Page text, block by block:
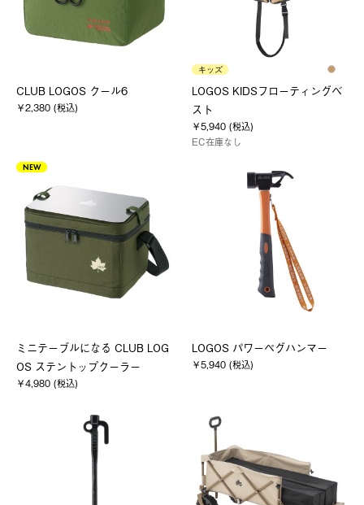
CLUB LOGOS クール6
￥2,380 (税込)
キッズ
LOGOS KIDSフローティングベ
スト
￥5,940 (税込)
EC在庫なし
NEW
ミニテーブルになる CLUB LOG
OS ステントップクーラー
￥4,980 (税込)
LOGOS パワーペグハンマー
￥5,940 (税込)